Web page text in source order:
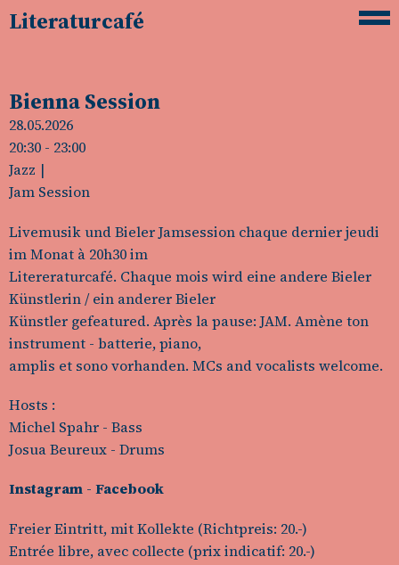
Literaturcafé
Bienna Session
28.05.2026
20:30 - 23:00
Jazz
Jam Session
Livemusik und Bieler Jamsession chaque dernier jeudi
im Monat à 20h30 im
Litereraturcafé. Chaque mois wird eine andere Bieler
Künstlerin / ein anderer Bieler
Künstler gefeatured. Après la pause: JAM. Amène ton
instrument - batterie, piano,
amplis et sono vorhanden. MCs and vocalists welcome.
Hosts :
Michel Spahr - Bass
Josua Beureux - Drums
Instagram - Facebook
Freier Eintritt, mit Kollekte (Richtpreis: 20.-)
Entrée libre, avec collecte (prix indicatif: 20.-)